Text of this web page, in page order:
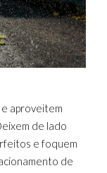
aproveitem
de lado
e foquem
de